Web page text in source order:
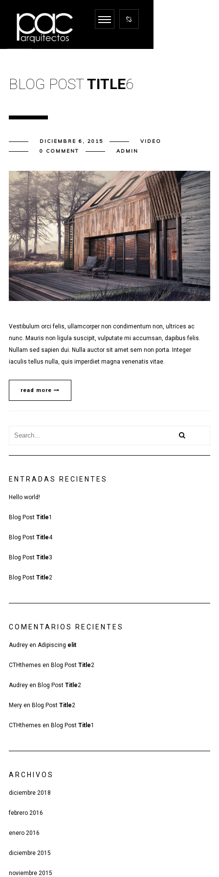
BLOG POSTTITLE6
DICIEMBRE 6, 2015
VIDEO
0 COMMENT
ADMIN
Vestibulum orci felis, ullamcorper non condimentum non, ultrices ac
nunc. Mauris non ligula suscipit, vulputate mi accumsan, dapibus felis.
Nullam sed sapien dui. Nulla auctor sit amet sem non porta. Integer
iaculis tellus nulla, quis imperdiet magna venenatis vitae.
read more
ENTRADAS RECIENTES
Hello world!
Blog Post Title1
Blog Post Title4
Blog Post Title3
Blog Post Title2
COMENTARIOS RECIENTES
Audreyen Adipiscing elit
CTHthemes en Blog Post Title2
Audreyen Blog Post Title2
Meryen Blog Post Title2
CTHthemes en Blog Post Title1
ARCHIVOS
diciembre 2018
febrero 2016
enero 2016
diciembre 2015
noviembre 2015